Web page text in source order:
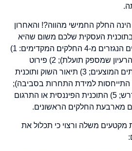
הינה החלק החמישי מהווה?! והאחרון
העסקית שלכם משום שהיא
מבוססת על נתונים הנגזרים מ-4 החלקים המקדימים: 1)
תיאור הקונספט (הרעיון שמספק תועלת); 2) פירוט
המוצרים / השירותים המוצעים; 3) תיאור השוק ותוכנית
התייחסות למידת התחרות בסביבה);
4) כוח האדם הנדרש; 5) התוכנית הפיננסית או התרגום
מארבעת החלקים הראשונים.
מקטעים משלה ורצוי כי תכלול את